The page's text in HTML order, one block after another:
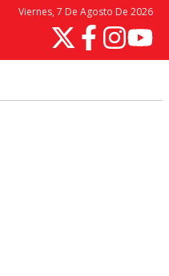
Viernes, 7 De Agosto De 2026